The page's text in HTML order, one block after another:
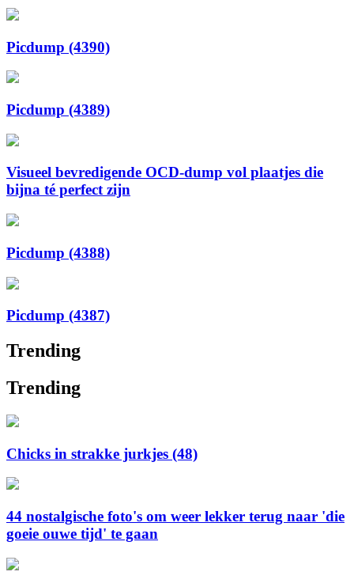
Picdump (4390)
Picdump (4389)
Visueel bevredigende OCD-dump vol plaatjes die
bijna té perfect zijn
Picdump (4388)
Picdump (4387)
Trending
Trending
Chicks in strakke jurkjes (48)
44 nostalgische foto's om weer lekker terug naar 'die
goeie ouwe tijd' te gaan